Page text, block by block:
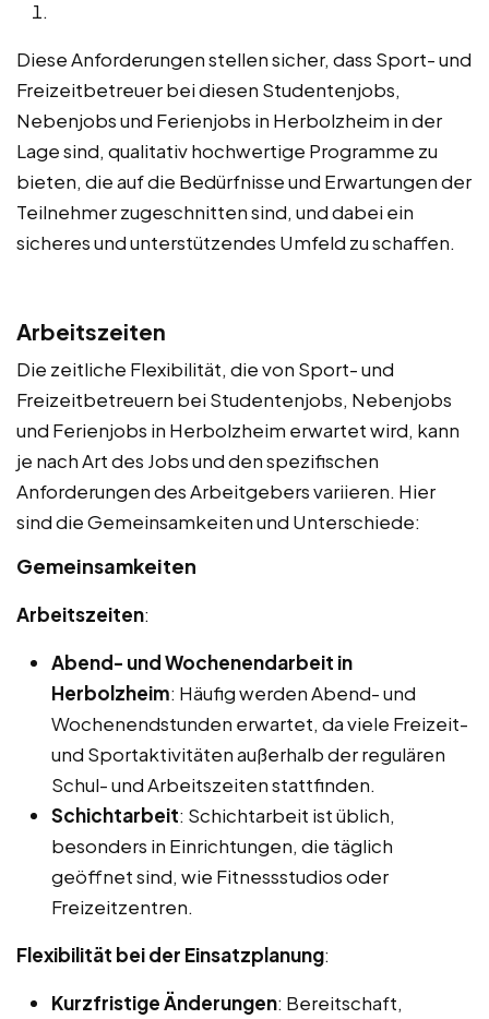
Diese Anforderungen stellen sicher, dass Sport- und
Freizeitbetreuer bei diesen Studentenjobs,
Nebenjobs und Ferienjobs in Herbolzheim in der
Lage sind, qualitativ hochwertige Programme zu
bieten, die auf die Bedürfnisse und Erwartungen der
Teilnehmer zugeschnitten sind, und dabei ein
sicheres und unterstützendes Umfeld zu schaffen.
Arbeitszeiten
Die zeitliche Flexibilität, die von Sport- und
Freizeitbetreuern bei Studentenjobs, Nebenjobs
und Ferienjobs in Herbolzheim erwartet wird, kann
je nach Art des Jobs und den spezifischen
Anforderungen des Arbeitgebers variieren. Hier
sind die Gemeinsamkeiten und Unterschiede:
Gemeinsamkeiten
Arbeitszeiten:
Abend- und Wochenendarbeit in
Herbolzheim: Häufig werden Abend- und
Wochenendstunden erwartet, da viele Freizeit-
und Sportaktivitäten außerhalb der regulären
Schul- und Arbeitszeiten stattfinden.
Schichtarbeit: Schichtarbeit ist üblich,
besonders in Einrichtungen, die täglich
geöffnet sind, wie Fitnessstudios oder
Freizeitzentren.
Flexibilität bei der Einsatzplanung:
Kurzfristige Änderungen: Bereitschaft,